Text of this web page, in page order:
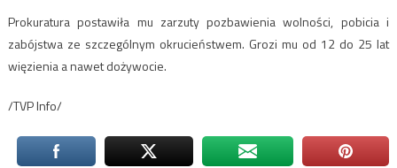
Prokuratura postawiła mu zarzuty pozbawienia wolności, pobicia i
zabójstwa ze szczególnym okrucieństwem. Grozi mu od 12 do 25 lat
więzienia a nawet dożywocie.
/TVP Info/